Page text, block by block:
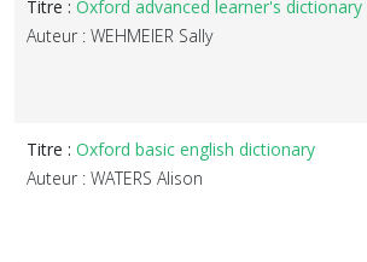
Titre : Oxford advanced learner's
Auteur : WEHMEIER Sally
Titre : Oxford basic english dictionary
Auteur : WATERS Alison